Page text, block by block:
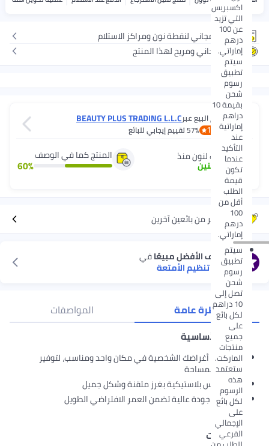
اكسبريس
التي تزيد
عن 100
درهم
إماراتي.
سيتم
تطبيق
رسوم
شحن
بقيمة 10
دراهم
إماراتية
عند
التأكيد
عندما
تكون
قيمة
الطلب
أقل من
100
درهم
إماراتي.
سيتم
تطبيق
رسوم
شحن
تصل إلى
10 دراهم
لكل بائع
على
جميع
منتجات
الماركت.
ستعتمد
هذه
الرسوم
لكل بائع
على
الإجمالي
الفرعي
توصيل مجاني لنقطة نون ومراكز الاستلام
إرجاع مجاني ومريح لهذا المنتج
يتم البيع عبرBEAUTY PLUS TRADING L.L.C
1.9
57%تقييم إيجابي للبائع
المنتج كما في الوصف
60%
شريك لنون منذ
5 سنين
عروض أكثر من بائعين آخرين
استكشف الأفضل مبيعًافي
حافظات تنظيم الأمتعة
نظرة عامة المواصفات
الميزات الأساسية
ضع جميع أغراضك الشخصية في مكان واحد ومناسب، لتوفير
الوقت والمساحة
وسادة رأس بلاستيكية بغرز متقنة وشكل جميل
هيكل ذو جودة عالية تضمن العمر الافتراضي الطويل
المواصفات